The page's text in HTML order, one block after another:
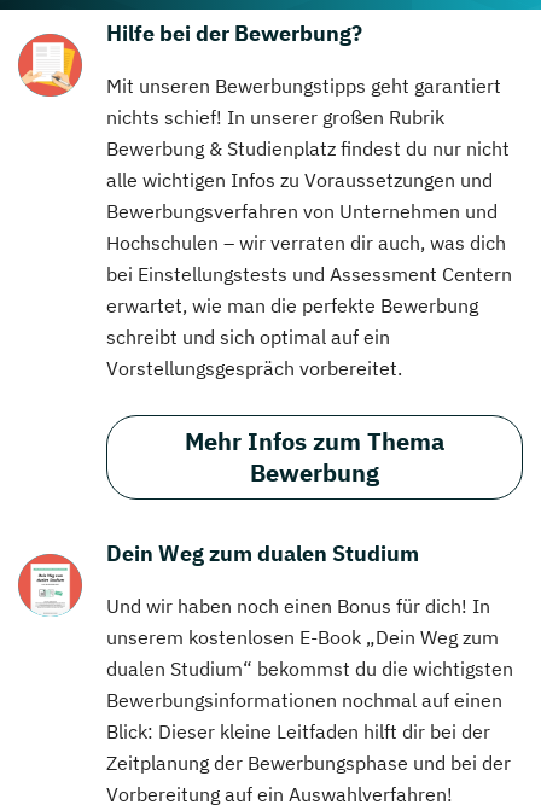
Hilfe bei der Bewerbung?
Mit unseren Bewerbungstipps geht garantiert
nichts schief! In unserer großen Rubrik
Bewerbung & Studienplatz findest du nur nicht
alle wichtigen Infos zu Voraussetzungen und
Bewerbungsverfahren von Unternehmen und
Hochschulen – wir verraten dir auch, was dich
bei Einstellungstests und Assessment Centern
erwartet, wie man die perfekte Bewerbung
schreibt und sich optimal auf ein
Vorstellungsgespräch vorbereitet.
Mehr Infos zum Thema
Bewerbung
Dein Weg zum dualen Studium
Und wir haben noch einen Bonus für dich! In
unserem kostenlosen E-Book „Dein Weg zum
dualen Studium“ bekommst du die wichtigsten
Bewerbungsinformationen nochmal auf einen
Blick: Dieser kleine Leitfaden hilft dir bei der
Zeitplanung der Bewerbungsphase und bei der
Vorbereitung auf ein Auswahlverfahren!